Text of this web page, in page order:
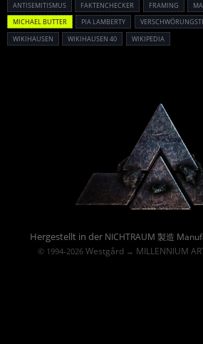
ANTISEMITISMUS FAKTENCHECKER FRAMING
MICHAEL BUTTER
PIA LAMBERTY
WIKIHAUSEN
WIKIHAUSEN 40 WIKIPEDIA
Hergestellt in der NICHTRAUM 製造
© 1994-2026 Westgård→ MILLENNIUM
Powered By :